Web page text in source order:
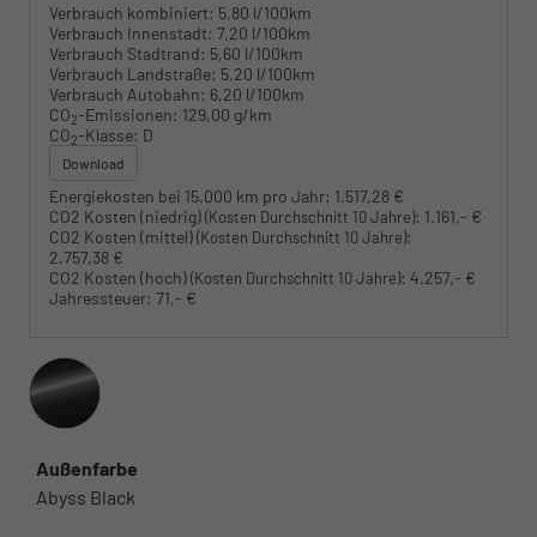
Verbrauch kombiniert: 5,80 l/100km
Verbrauch Innenstadt: 7,20 l/100km
Verbrauch Stadtrand: 5,60 l/100km
Verbrauch Landstraße: 5,20 l/100km
Verbrauch Autobahn: 6,20 l/100km
CO2-Emissionen: 129,00 g/km
CO2-Klasse: D
Download
Energiekosten bei 15.000 km pro Jahr: 1.517,28 €
CO2 Kosten (niedrig)(Kosten Durchschnitt 10 Jahre): 1.161,- €
CO2 Kosten (mittel)(Kosten Durchschnitt 10 Jahre):
2.757,38 €
CO2 Kosten (hoch)(Kosten Durchschnitt 10 Jahre): 4.257,- €
Jahressteuer: 71,- €
Außenfarbe
Abyss Black